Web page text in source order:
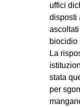
uffici
disposti
biocidio
La
stata
per